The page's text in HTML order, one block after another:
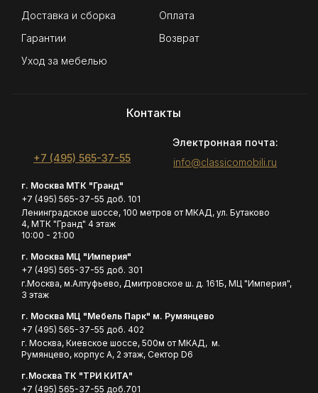
Доставка и сборка
Оплата
Гарантии
Возврат
Уход за мебелью
Контакты
+7 (495) 565-37-55
Электронная почта:
info@classicomobili.ru
г. Москва МТК "Гранд"
+7 (495) 565-37-55 доб. 101
Ленинградское шоссе, 100 метров от МКАД, ул. Бутаково
4, МТК "Гранд" 4 этаж
10:00 - 21:00
г. Москва МЦ "Империя"
+7 (495) 565-37-55 доб. 301
г.Москва, м.Алтуфьево, Дмитровское ш. д. 161Б, МЦ "Империя",
3 этаж
г. Москва МЦ "Мебель Парк" м. Румянцево
+7 (495) 565-37-55 доб. 402
г. Москва, Киевское шоссе, 500м от МКАД, м.
Румянцево, корпус А, 2 этаж, Сектор D6
г.Москва ТК "ТРИ КИТА"
+7 (495) 565-37-55 доб.701